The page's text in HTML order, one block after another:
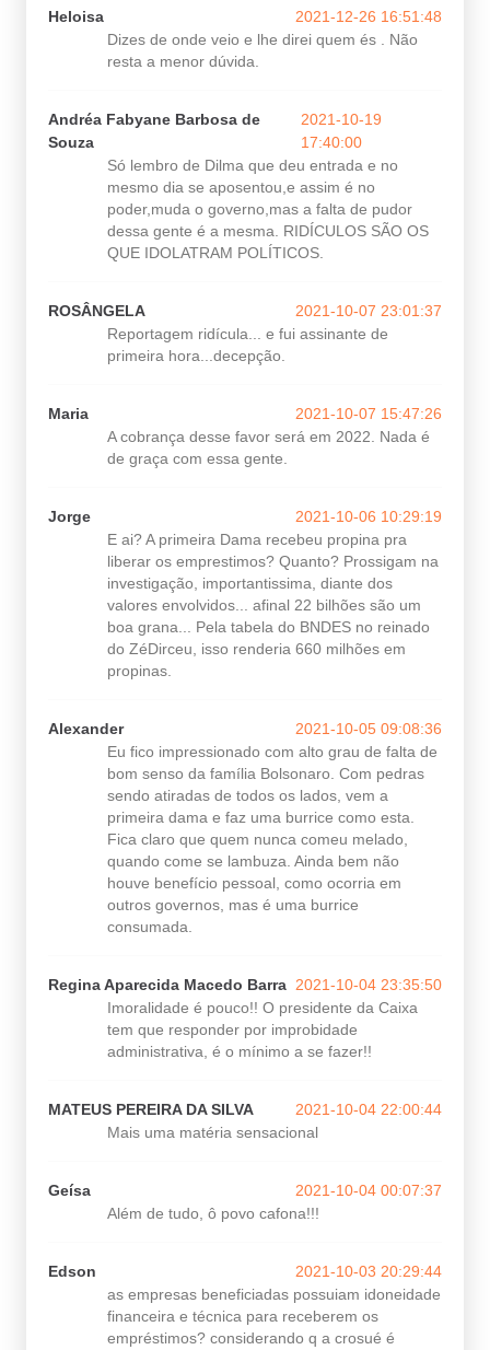
Heloisa
2021-12-26 16:51:48
Dizes de onde veio e lhe direi quem és . Não
resta a menor dúvida.
Andréa Fabyane Barbosa de
Souza
2021-10-19
17:40:00
Só lembro de Dilma que deu entrada e no
mesmo dia se aposentou,e assim é no
poder,muda o governo,mas a falta de pudor
dessa gente é a mesma. RIDÍCULOS SÃO OS
QUE IDOLATRAM POLÍTICOS.
ROSÂNGELA
2021-10-07 23:01:37
Reportagem ridícula... e fui assinante de
primeira hora...decepção.
Maria
2021-10-07 15:47:26
A cobrança desse favor será em 2022. Nada é
de graça com essa gente.
Jorge
2021-10-06 10:29:19
E ai? A primeira Dama recebeu propina pra
liberar os emprestimos? Quanto? Prossigam na
investigação, importantissima, diante dos
valores envolvidos... afinal 22 bilhões são um
boa grana... Pela tabela do BNDES no reinado
do ZéDirceu, isso renderia 660 milhões em
propinas.
Alexander
2021-10-05 09:08:36
Eu fico impressionado com alto grau de falta de
bom senso da família Bolsonaro. Com pedras
sendo atiradas de todos os lados, vem a
primeira dama e faz uma burrice como esta.
Fica claro que quem nunca comeu melado,
quando come se lambuza. Ainda bem não
houve benefício pessoal, como ocorria em
outros governos, mas é uma burrice
consumada.
Regina Aparecida Macedo Barra 2021-10-04 23:35:50
Imoralidade é pouco!! O presidente da Caixa
tem que responder por improbidade
administrativa, é o mínimo a se fazer!!
MATEUS PEREIRA DA SILVA
2021-10-04 22:00:44
Mais uma matéria sensacional
Geísa
2021-10-04 00:07:37
Além de tudo, ô povo cafona!!!
Edson
2021-10-03 20:29:44
as empresas beneficiadas possuiam idoneidade
financeira e técnica para receberem os
empréstimos? considerando q a crosué é